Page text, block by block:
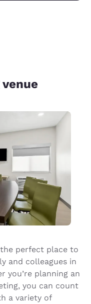
perfect place to
and colleagues in
you’re planning an
you can count
a variety of